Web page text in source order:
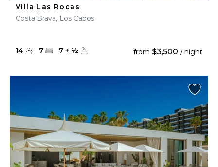
Villa Las Rocas
Costa Brava, Los Cabos
14 7 7 + ½ from $3,500 / night